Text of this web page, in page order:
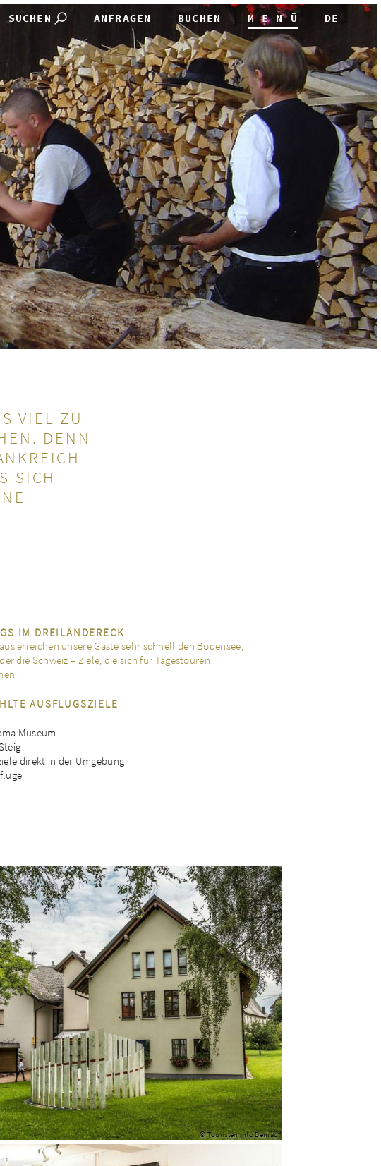
DE
DEUTSCH
ENGLISH
M E N Ü
BUCHEN
ANFRAGEN
SUCHEN
VIEL ZU
DENN
SICH
IM DREILÄNDERECK
erreichen unsere Gäste sehr schnell den Bodensee,
die Schweiz – Ziele, die sich für Tagestouren
AUSFLUGSZIELE
Museum
direkt in der Umgebung
© Touristen Info Bernau